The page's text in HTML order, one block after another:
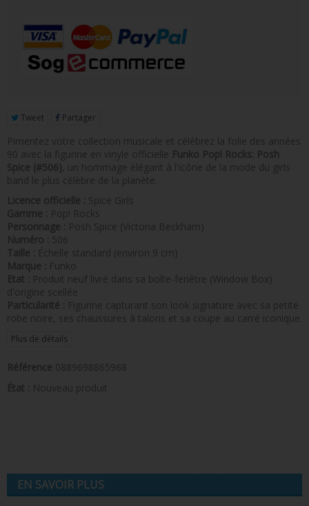
FUNKO POP PIN
Tweet Partager
Pimentez votre collection musicale et célébrez la folie des années
90 avec la figurine en vinyle officielle Funko Pop! Rocks: Posh
Spice (#506) , un hommage élégant à l'icône de la mode du girls
band le plus célèbre de la planète.
Licence officielle : Spice Girls
Gamme : Pop! Rocks
Personnage : Posh Spice (Victoria Beckham)
Numéro : 506
Taille : Échelle standard (environ 9 cm)
Marque : Funko
Etat : Produit neuf livré dans sa boîte-fenêtre (Window Box)
d'origine scellée
Particularité : Figurine capturant son look signature avec sa petite
robe noire, ses chaussures à talons et sa coupe au carré iconique.
Plus de détails
Référence 0889698865968
État : Nouveau produit
EN SAVOIR PLUS